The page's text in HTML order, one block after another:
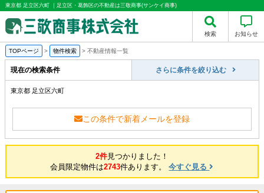
東京都 足立区六町 ｜足立区・葛飾区の不動産は三敬商事(サンケイ商事)
検索 お知らせ
TOPページ > 物件検索 > 不動産情報一覧
現在の検索条件 さらに条件を絞り込む
東京都 足立区六町
この条件で新着メールを登録
2件見つかりました！
会員限定物件は2743件あります。今すぐ見る